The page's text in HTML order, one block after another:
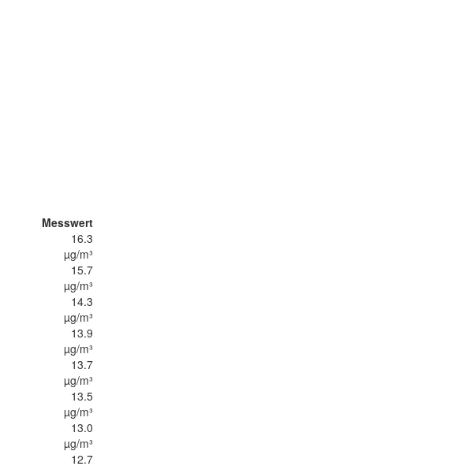
Messwert
16.3
µg/m³
15.7
µg/m³
14.3
µg/m³
13.9
µg/m³
13.7
µg/m³
13.5
µg/m³
13.0
µg/m³
12.7